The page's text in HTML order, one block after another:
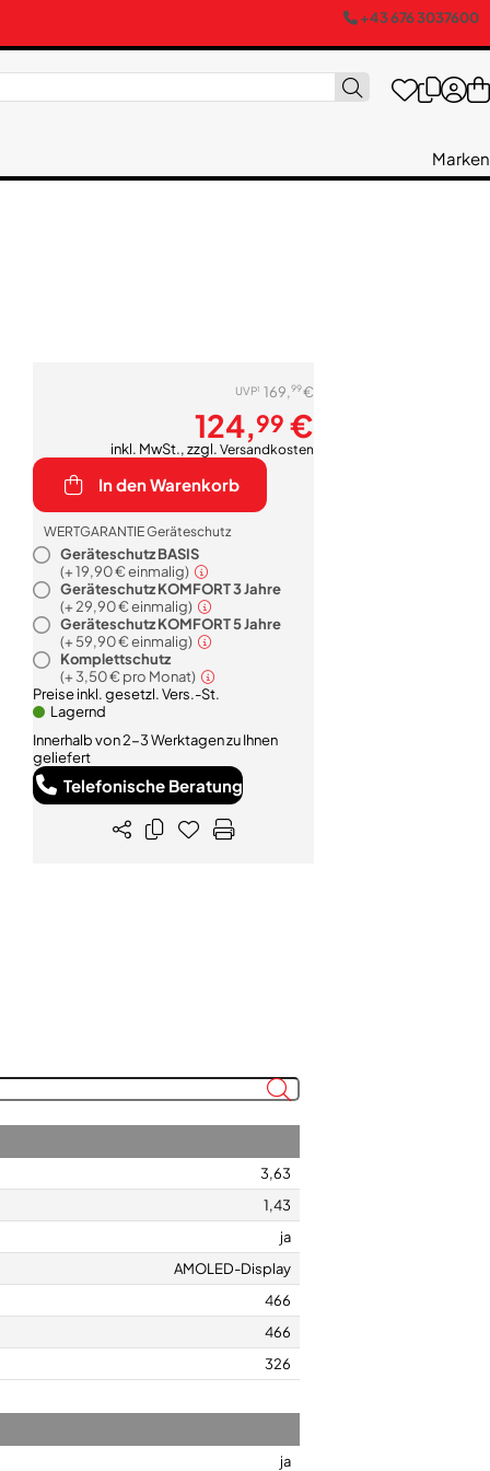
+43 676 3037600
Marken
UVP1 169,99€
124,99 €
inkl. MwSt., zzgl. Versandkosten
In den Warenkorb
WERTGARANTIE Geräteschutz
Geräteschutz BASIS
(+19,90 €einmalig)
Geräteschutz KOMFORT 3 Jahre
(+29,90 €einmalig)
Geräteschutz KOMFORT 5 Jahre
(+59,90 €einmalig)
Komplettschutz
(+3,50 €pro Monat)
Preise inkl. gesetzl. Vers.-St.
Lagernd
Innerhalb von 2-3 Werktagen zu Ihnen
geliefert
Telefonische Beratung
3,63
1,43
ja
AMOLED-Display
466
466
326
ja